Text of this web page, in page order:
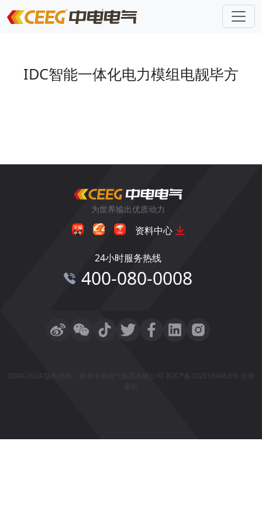
IDC智能一体化电力模组电靓毕方
为世界输出优质动力
资料中心
24小时服务热线
400-080-0008
2004-2024 版权所有：南京中电电气集团有限公司 苏ICP备2025164063号 法律